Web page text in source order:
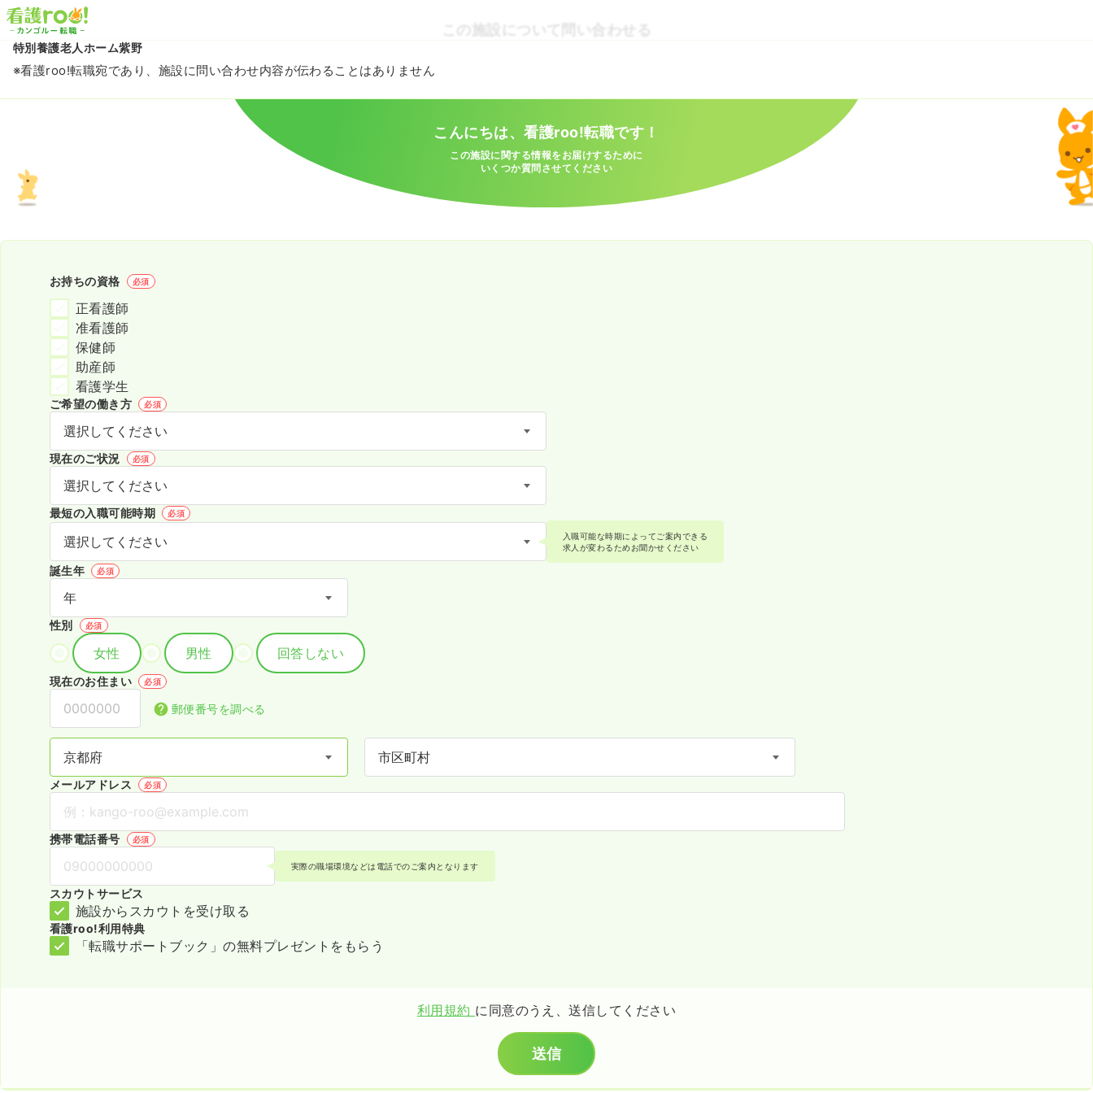
この施設について問い合わせる
特別養護老人ホーム紫野
※看護roo!転職宛であり、施設に問い合わせ内容が伝わることはありません
こんにちは、看護roo!転職です！
この施設に関する情報をお届けするために
いくつか質問させてください
お持ちの資格 必須
正看護師
准看護師
保健師
助産師
看護学生
ご希望の働き方 必須
現在のご状況 必須
最短の入職可能時期 必須
入職可能な時期によってご案内できる
求人が変わるためお聞かせください
誕生年 必須
性別 必須
女性 男性 回答しない
現在のお住まい 必須
郵便番号を調べる
メールアドレス 必須
携帯電話番号 必須
実際の職場環境などは電話でのご案内となります
スカウトサービス
施設からスカウトを受け取る
看護roo!利用特典
「転職サポートブック」の無料プレゼントをもらう
利用規約 に同意のうえ、送信してください
送信